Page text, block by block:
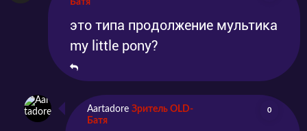
Батя
это типа продолжение мультика
my little pony?
Aartadore Зритель OLD-
Батя
0